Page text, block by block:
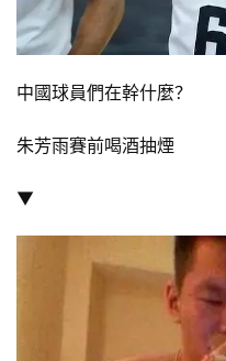
中國球員們在幹什麼？
朱芳雨賽前喝酒抽煙
▼